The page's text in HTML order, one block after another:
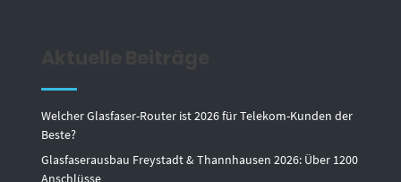
Welcher Glasfaser-Router ist 2026 für Telekom-Kunden der
Beste?
Glasfaserausbau Freystadt & Thannhausen 2026: Über 1200
Anschlüsse